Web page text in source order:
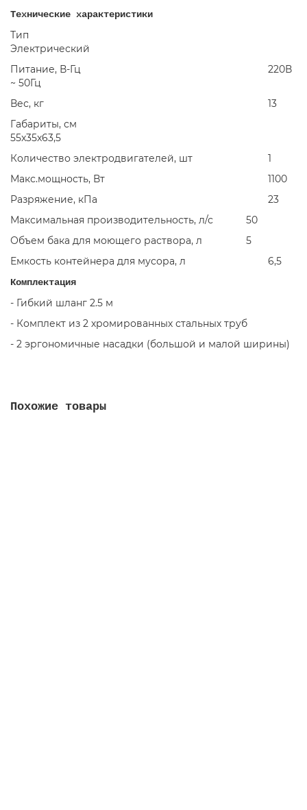
Технические характеристики
Тип
Электрический
Питание, В-Гц
220В
~ 50Гц
Вес, кг
13
Габариты, см
55x35x63,5
Количество электродвигателей, шт
1
Макс.мощность, Вт
1100
Разряжение, кПа
23
Максимальная производительность, л/с
50
Объем бака для моющего раствора, л
5
Емкость контейнера для мусора, л
6,5
Комплектация
- Гибкий шланг 2.5 м
- Комплект из 2 хромированных стальных труб
- 2 эргономичные насадки (большой и малой ширины)
Похожие товары